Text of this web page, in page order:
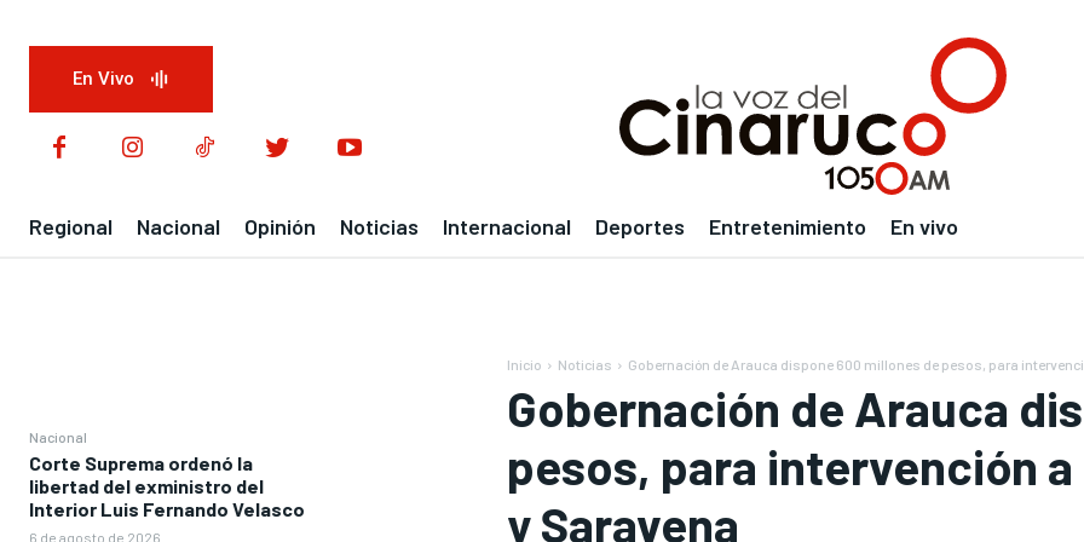
En Vivo
Regional Nacional Opinión Noticias Internacional Deportes Entretenimiento En vivo
Nacional
Corte Suprema ordenó la
libertad del exministro del
Interior Luis Fernando Velasco
6 de agosto de 2026
Inicio Noticias Gobernación de Arauca dispone 600 millones de pesos, para
Gobernación de Arauca
pesos, para intervención
y Saravena